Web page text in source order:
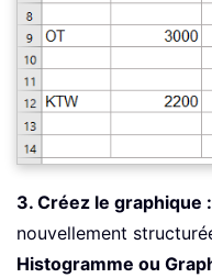
3. Créez le graphique :
nouvellement
Histogramme ou